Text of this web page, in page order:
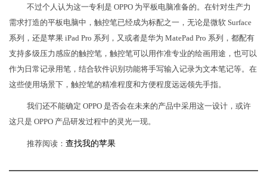
不过个人认为这一专利是 OPPO 为平板电脑准备的。在针对生产力
需求打造的平板电脑中，触控笔已经成为标配之一，无论是微软 Surface
系列，还是苹果 iPad Pro 系列，又或者是华为 MatePad Pro 系列，都配有
支持多级压力感应的触控笔，触控笔可以用作准专业的绘画用途，也可以
作为日常记录用笔，结合软件识别功能将手写输入记录为文本笔记等。在
这些使用场景下，触控笔的精准程度和方便程度远远领先手指。
我们还不能确定 OPPO 是否会在未来的产品中采用这一设计，或许
这只是 OPPO 产品研发过程中的灵光一现。
推荐阅读： 查找我的苹果